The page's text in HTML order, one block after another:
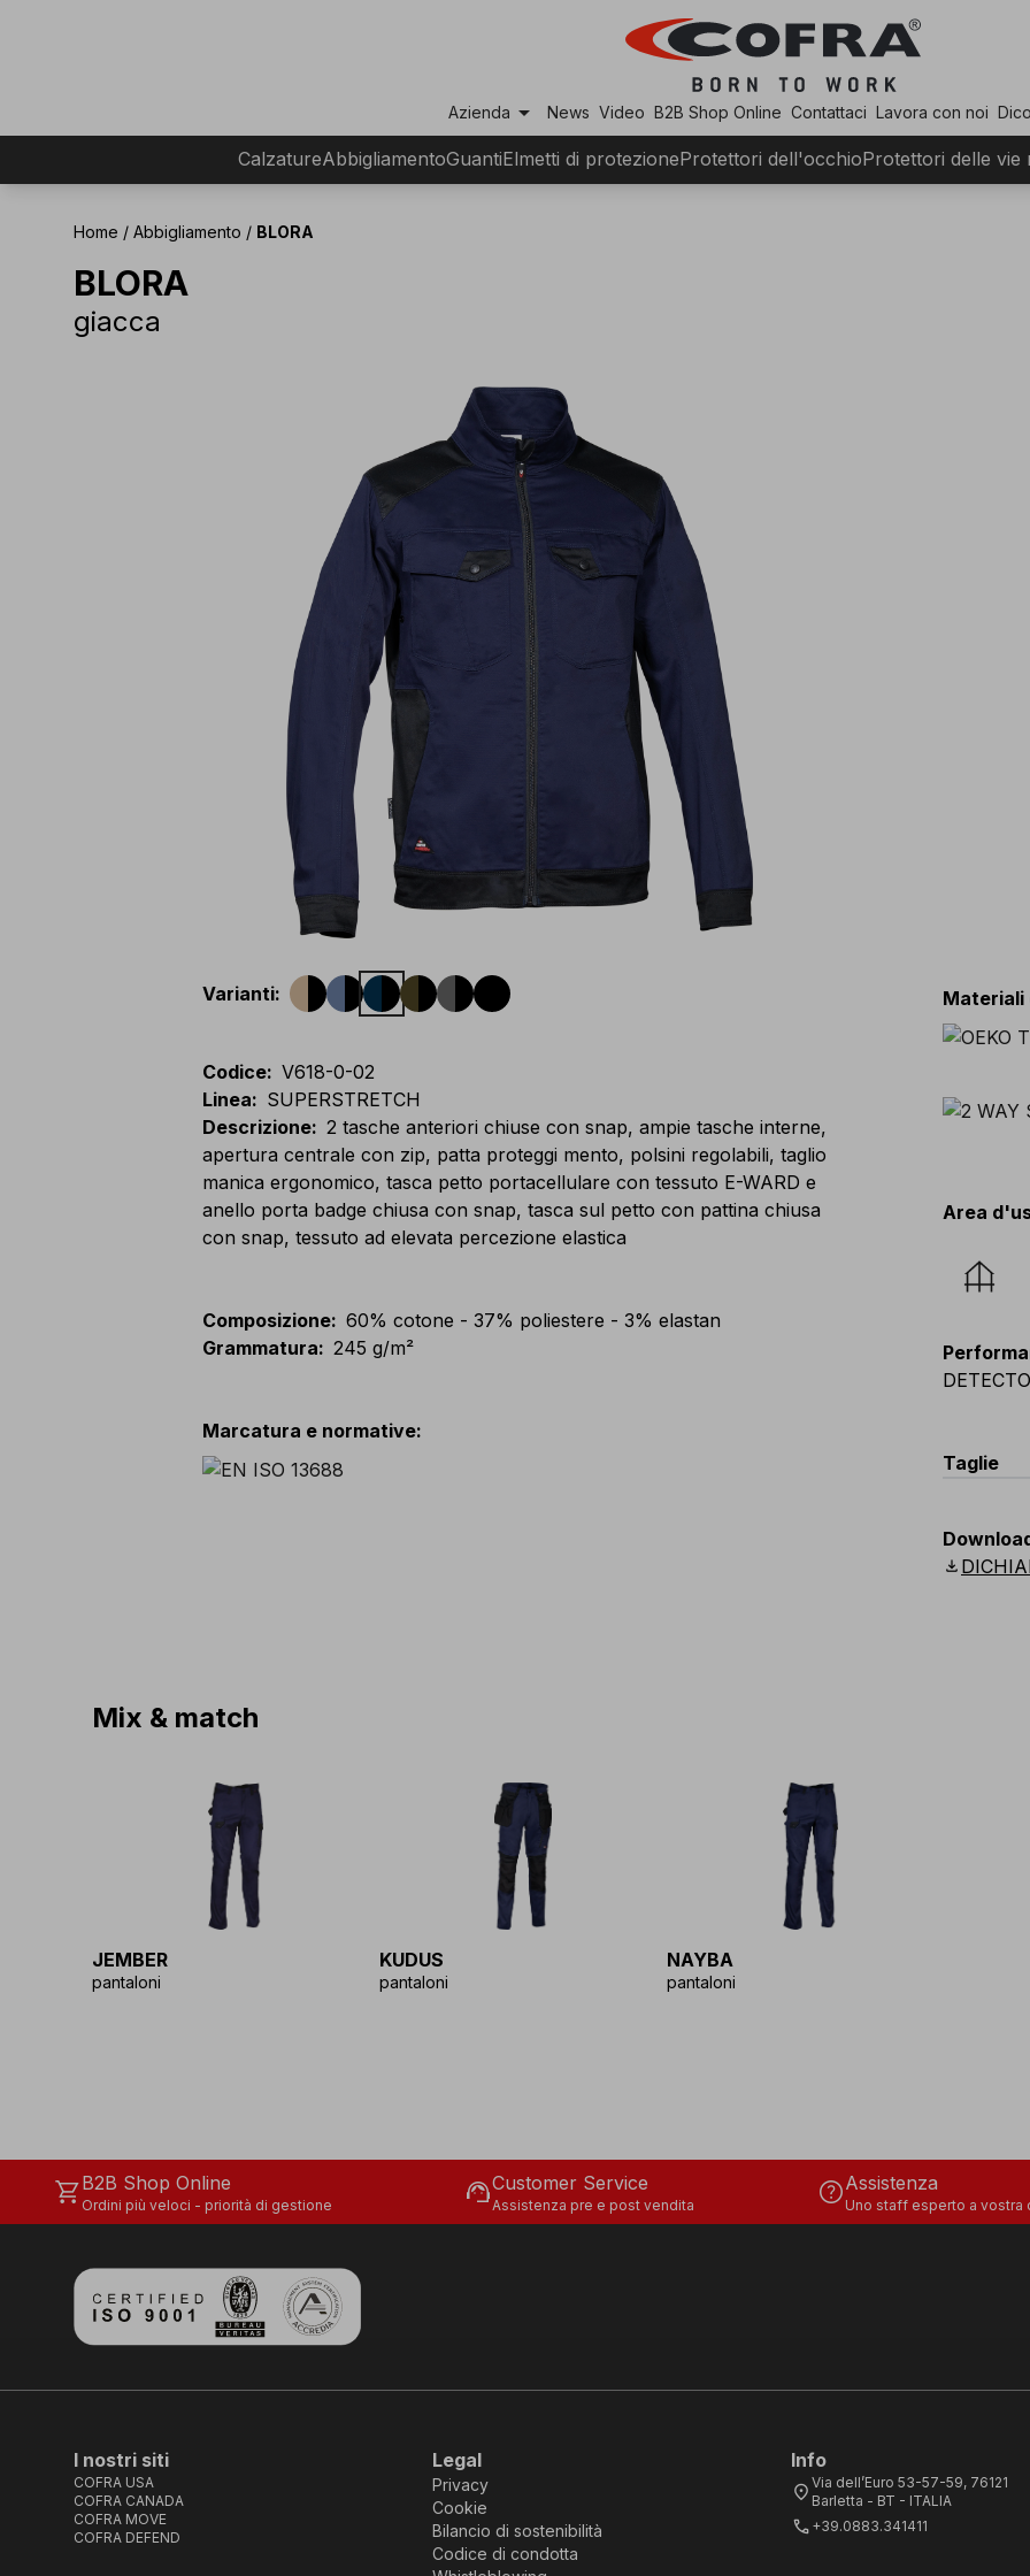
Azienda arrow_drop_down News Video B2B Shop Online Contattaci Lavora con noi
CalzatureAbbigliamentoGuantiElmetti di protezioneProtettori dell'occhioProtettori delle vie
Home / Abbigliamento / BLORA
BLORA
giacca
Varianti:
Codice: V618-0-02
Linea: SUPERSTRETCH
Descrizione: 2 tasche anteriori chiuse con snap, ampie tasche interne,
apertura centrale con zip, patta proteggi mento, polsini regolabili, taglio
manica ergonomico, tasca petto portacellulare con tessuto E-WARD e
anello porta badge chiusa con snap, tasca sul petto con pattina chiusa
con snap, tessuto ad elevata percezione elastica
Composizione: 60% cotone - 37% poliestere - 3% elastan
Grammatura: 245 g/m²
Marcatura e normative:
Materiali
Area
Taglie
download
Mix & match
JEMBER
pantaloni
KUDUS
pantaloni
NAYBA
pantaloni
shopping_cartB2B Shop Online
Ordini più veloci - priorità di gestione support_agentCustomer Service
Assistenza pre e post vendita helpAssistenza
Uno staff esperto a vostra
I nostri siti
COFRA USA
COFRA CANADA
COFRA MOVE
COFRA DEFEND
Legal
Privacy
Cookie
Bilancio di sostenibilità
Codice di condotta
Info
location_on Via dell’Euro 53-57-59, 76121
Barletta - BT - ITALIA
call +39.0883.341411